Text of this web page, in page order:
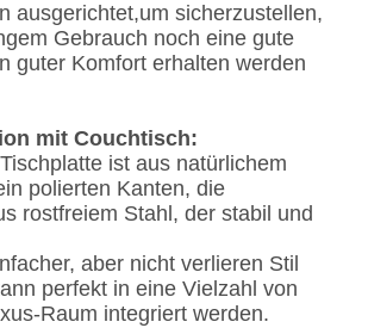
ausgerichtet,um sicherzustellen,
Gebrauch noch eine gute
guter Komfort erhalten werden
mit Couchtisch:
ist aus natürlichem
polierten Kanten, die
rostfreiem Stahl, der stabil und
aber nicht verlieren Stil
perfekt in eine Vielzahl von
Raum integriert werden.